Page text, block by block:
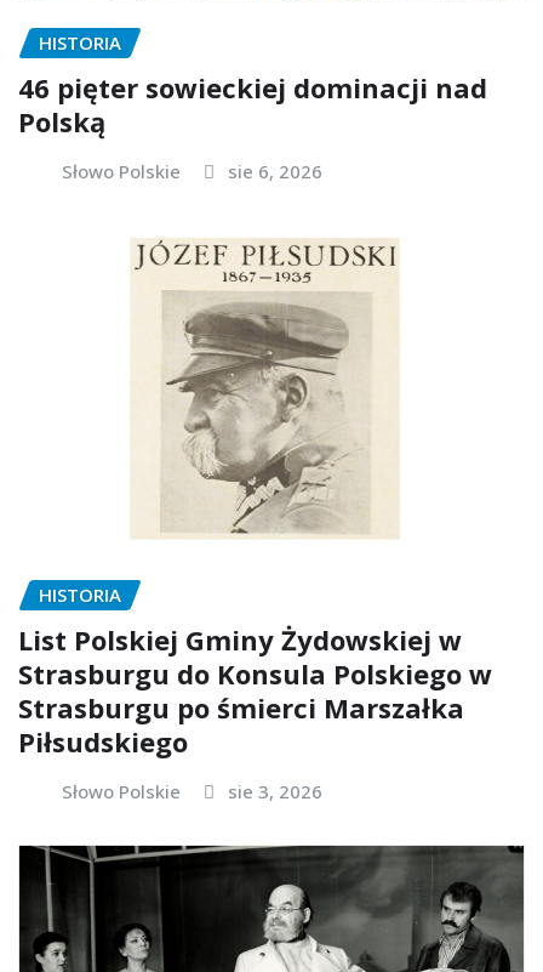
HISTORIA
46 pięter sowieckiej dominacji nad
Polską
Słowo Polskie sie 6, 2026
HISTORIA
List Polskiej Gminy Żydowskiej w
Strasburgu do Konsula Polskiego w
Strasburgu po śmierci Marszałka
Piłsudskiego
Słowo Polskie sie 3, 2026